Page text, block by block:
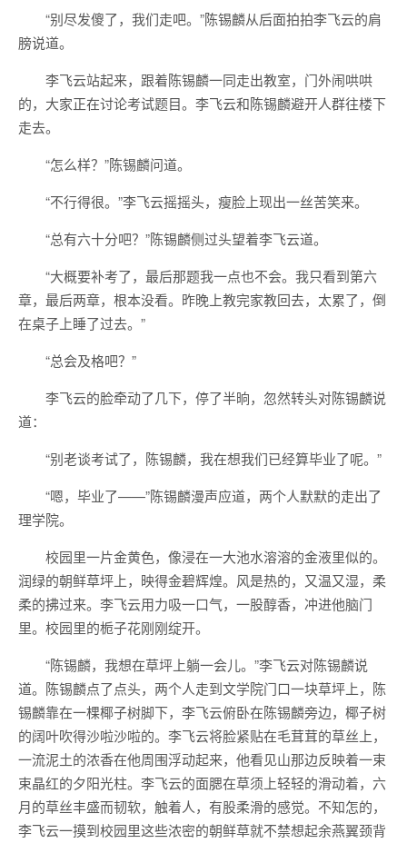
“别尽发傻了，我们走吧。”陈锡麟从后面拍拍李飞云的肩
膀说道。
李飞云站起来，跟着陈锡麟一同走出教室，门外闹哄哄
的，大家正在讨论考试题目。李飞云和陈锡麟避开人群往楼下
走去。
“怎么样？”陈锡麟问道。
“不行得很。”李飞云摇摇头，瘦脸上现出一丝苦笑来。
“总有六十分吧？”陈锡麟侧过头望着李飞云道。
“大概要补考了，最后那题我一点也不会。我只看到第六
章，最后两章，根本没看。昨晚上教完家教回去，太累了，倒
在桌子上睡了过去。”
“总会及格吧？”
李飞云的脸牵动了几下，停了半晌，忽然转头对陈锡麟说
道：
“别老谈考试了，陈锡麟，我在想我们已经算毕业了呢。”
“嗯，毕业了——”陈锡麟漫声应道，两个人默默的走出了
理学院。
校园里一片金黄色，像浸在一大池水溶溶的金液里似的。
润绿的朝鲜草坪上，映得金碧辉煌。风是热的，又温又湿，柔
柔的拂过来。李飞云用力吸一口气，一股醇香，冲进他脑门
里。校园里的栀子花刚刚绽开。
“陈锡麟，我想在草坪上躺一会儿。”李飞云对陈锡麟说
道。陈锡麟点了点头，两个人走到文学院门口一块草坪上，陈
锡麟靠在一棵椰子树脚下，李飞云俯卧在陈锡麟旁边，椰子树
的阔叶吹得沙啦沙啦的。李飞云将脸紧贴在毛茸茸的草丝上，
一流泥土的浓香在他周围浮动起来，他看见山那边反映着一束
束晶红的夕阳光柱。李飞云的面腮在草须上轻轻的滑动着，六
月的草丝丰盛而韧软，触着人，有股柔滑的感觉。不知怎的，
李飞云一摸到校园里这些浓密的朝鲜草就不禁想起余燕翼颈背